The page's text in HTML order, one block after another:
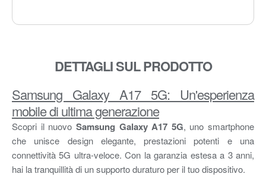
DETTAGLI SUL PRODOTTO
Samsung Galaxy A17 5G: Un'esperienza
mobile di ultima generazione
Scopri il nuovo Samsung Galaxy A17 5G, uno smartphone
che unisce design elegante, prestazioni potenti e una
connettività 5G ultra-veloce. Con la garanzia estesa a 3 anni,
hai la tranquillità di un supporto duraturo per il tuo dispositivo.